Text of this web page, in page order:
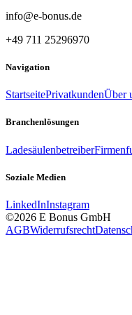
info@e-bonus.de
+49 711 25296970
Navigation
StartseitePrivatkundenÜber
Branchenlösungen
Ladesäulenbetreiber
Soziale Medien
LinkedInInstagram
©2026 E Bonus GmbH
AGBWiderrufsrecht